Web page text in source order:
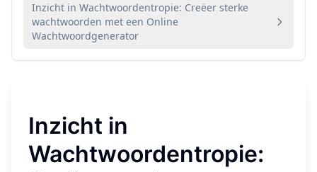
Inzicht in Wachtwoordentropie: Creëer sterke
wachtwoorden met een Online
Wachtwoordgenerator
Inzicht in
Wachtwoordentropie: